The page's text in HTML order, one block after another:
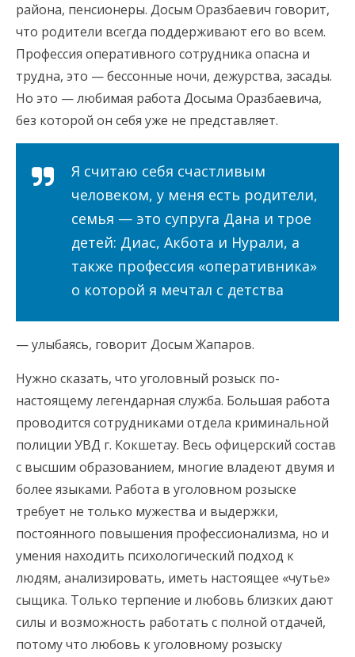
района, пенсионеры. Досым Оразбаевич говорит,
что родители всегда поддерживают его во всем.
Профессия оперативного сотрудника опасна и
трудна, это — бессонные ночи, дежурства, засады.
Но это — любимая работа Досыма Оразбаевича,
без которой он себя уже не представляет.
Я считаю себя счастливым
человеком, у меня есть родители,
семья — это супруга Дана и трое
детей: Диас, Акбота и Нурали, а
также профессия «оперативника»
о которой я мечтал с детства
— улыбаясь, говорит Досым Жапаров.
Нужно сказать, что уголовный розыск по-
настоящему легендарная служба. Большая работа
проводится сотрудниками отдела криминальной
полиции УВД г. Кокшетау. Весь офицерский состав
с высшим образованием, многие владеют двумя и
более языками. Работа в уголовном розыске
требует не только мужества и выдержки,
постоянного повышения профессионализма, но и
умения находить психологический подход к
людям, анализировать, иметь настоящее «чутье»
сыщика. Только терпение и любовь близких дают
силы и возможность работать с полной отдачей,
потому что любовь к уголовному розыску